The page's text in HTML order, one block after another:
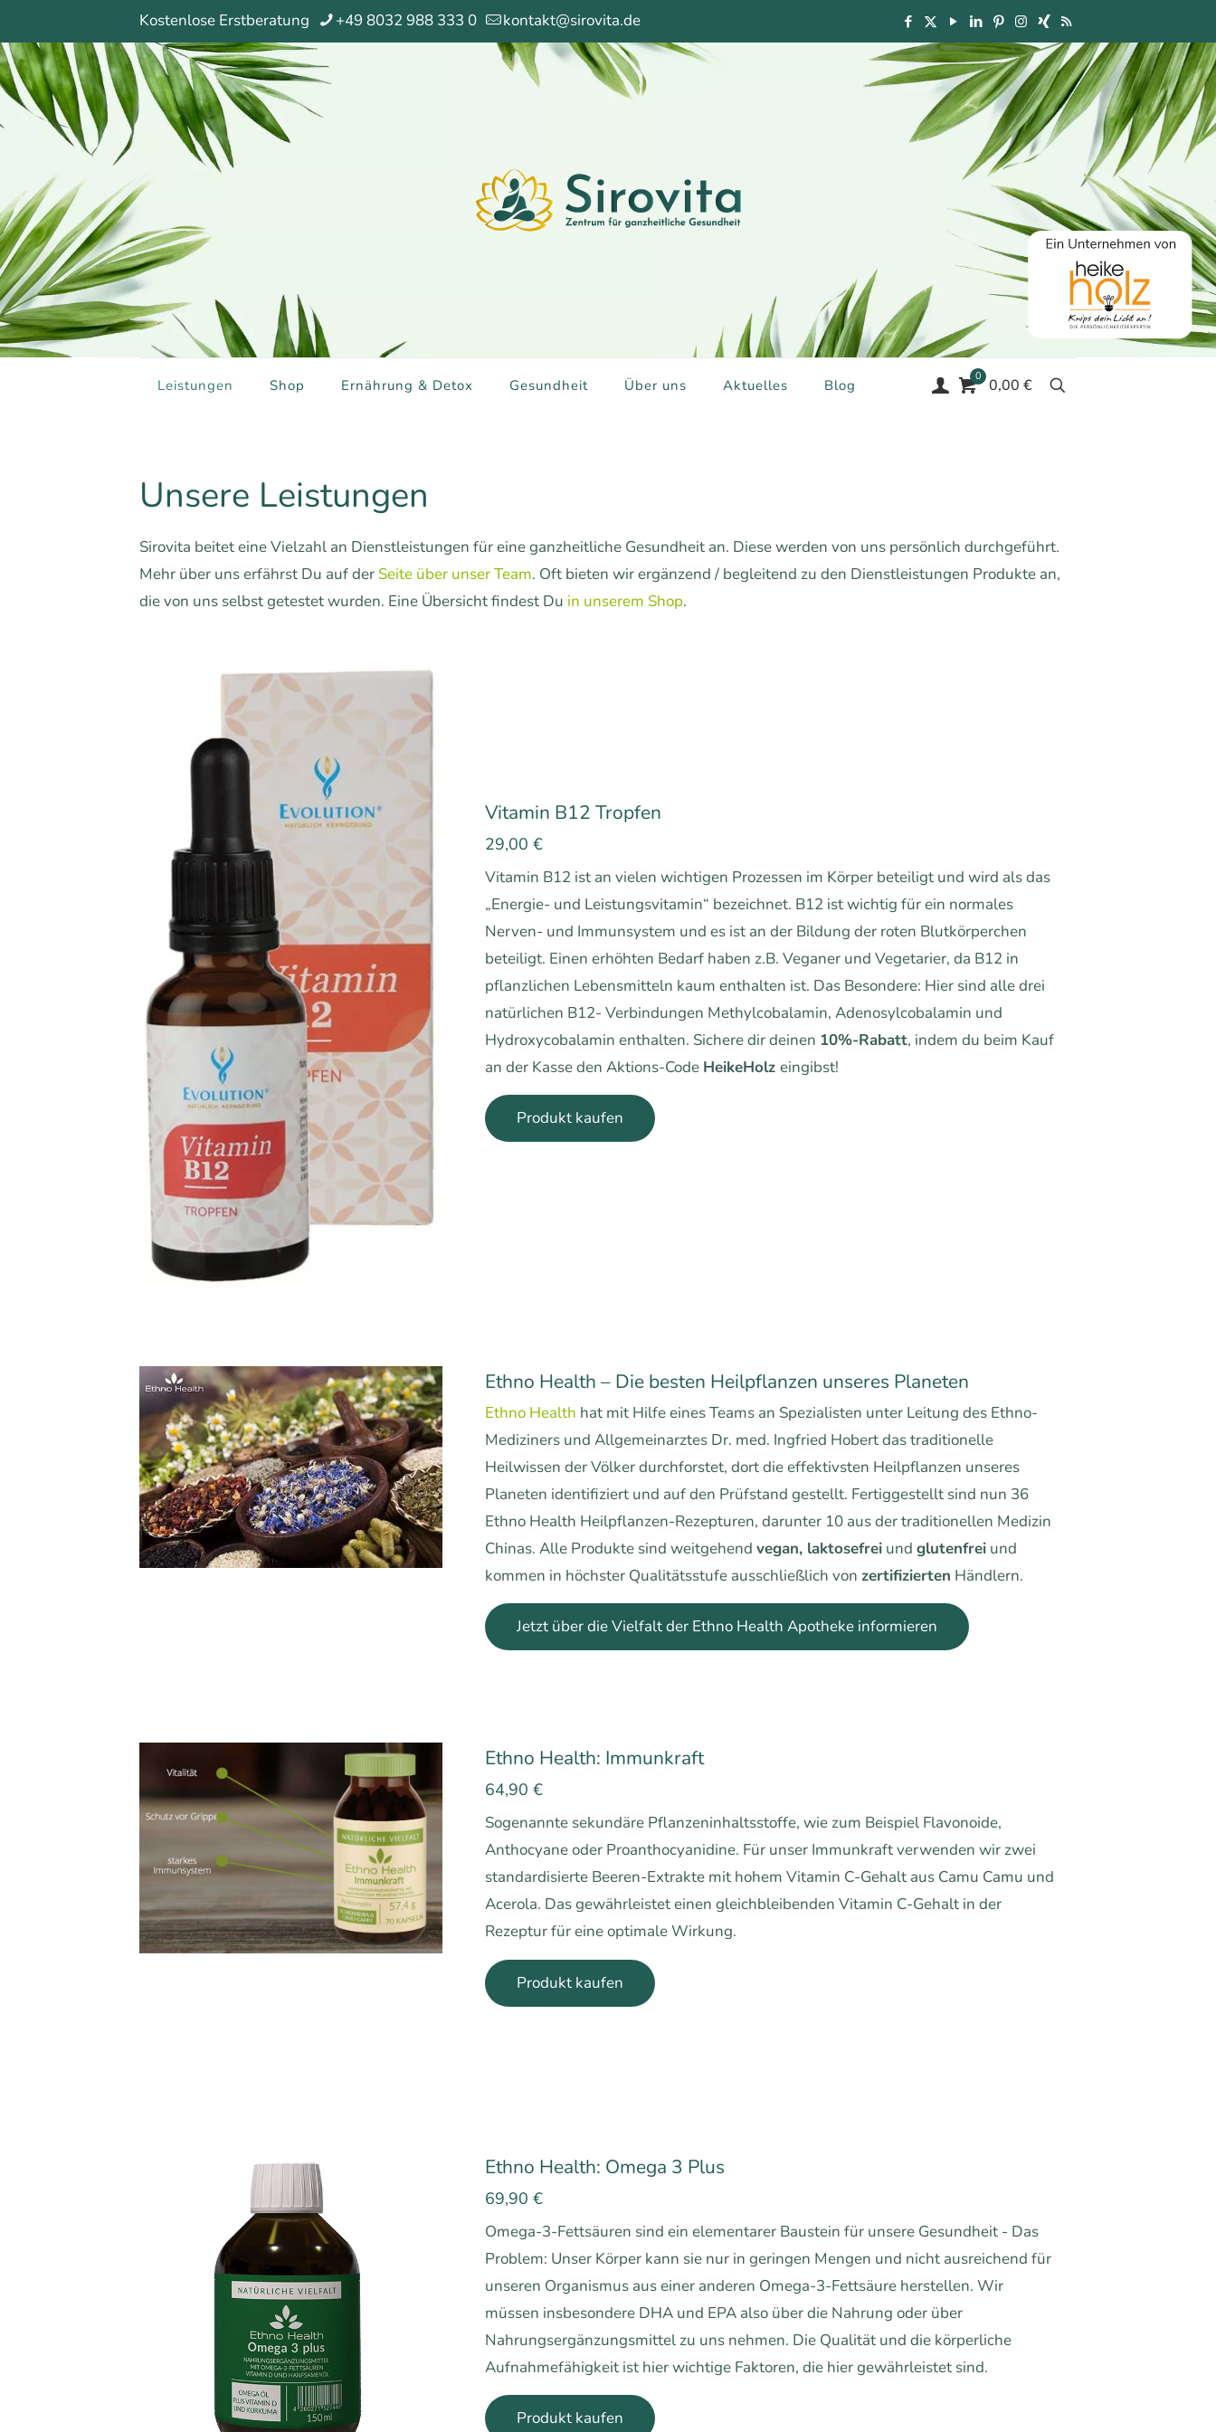
Kostenlose Erstberatung +49 8032 988 333 0 kontakt@sirovita.de
Leistungen Shop Ernährung & Detox Gesundheit Über uns Aktuelles Blog
0 0,00 €
Unsere Leistungen
Sirovita beitet eine Vielzahl an Dienstleistungen für eine ganzheitliche Gesundheit an. Diese werden von uns persönlich durchgeführt.
Mehr über uns erfährst Du auf der Seite über unser Team. Oft bieten wir ergänzend / begleitend zu den Dienstleistungen Produkte an,
die von uns selbst getestet wurden. Eine Übersicht findest Du in unserem Shop.
Vitamin B12 Tropfen
29,00 €
Vitamin B12 ist an vielen wichtigen Prozessen im Körper beteiligt und wird als das
„Energie- und Leistungsvitamin“ bezeichnet. B12 ist wichtig für ein normales
Nerven- und Immunsystem und es ist an der Bildung der roten Blutkörperchen
beteiligt. Einen erhöhten Bedarf haben z.B. Veganer und Vegetarier, da B12 in
pflanzlichen Lebensmitteln kaum enthalten ist. Das Besondere: Hier sind alle drei
natürlichen B12- Verbindungen Methylcobalamin, Adenosylcobalamin und
Hydroxycobalamin enthalten. Sichere dir deinen 10%-Rabatt, indem du beim Kauf
an der Kasse den Aktions-Code HeikeHolz eingibst!
Produkt kaufen
Ethno Health – Die besten Heilpflanzen unseres Planeten
Ethno Health hat mit Hilfe eines Teams an Spezialisten unter Leitung des Ethno-
Mediziners und Allgemeinarztes Dr. med. Ingfried Hobert das traditionelle
Heilwissen der Völker durchforstet, dort die effektivsten Heilpflanzen unseres
Planeten identifiziert und auf den Prüfstand gestellt. Fertiggestellt sind nun 36
Ethno Health Heilpflanzen-Rezepturen, darunter 10 aus der traditionellen Medizin
Chinas. Alle Produkte sind weitgehend vegan, laktosefreiund glutenfreiund
kommen in höchster Qualitätsstufe ausschließlich von zertifizierten Händlern.
Jetzt über die Vielfalt der Ethno Health Apotheke informieren
Ethno Health: Immunkraft
64,90 €
Sogenannte sekundäre Pflanzeninhaltsstoffe, wie zum Beispiel Flavonoide,
Anthocyane oder Proanthocyanidine. Für unser Immunkraft verwenden wir zwei
standardisierte Beeren-Extrakte mit hohem Vitamin C-Gehalt aus Camu Camu und
Acerola. Das gewährleistet einen gleichbleibenden Vitamin C-Gehalt in der
Rezeptur für eine optimale Wirkung.
Produkt kaufen
Ethno Health: Omega 3 Plus
69,90 €
Omega-3-Fettsäuren sind ein elementarer Baustein für unsere Gesundheit - Das
Problem: Unser Körper kann sie nur in geringen Mengen und nicht ausreichend für
unseren Organismus aus einer anderen Omega-3-Fettsäure herstellen. Wir
müssen insbesondere DHA und EPA also über die Nahrung oder über
Nahrungsergänzungsmittel zu uns nehmen. Die Qualität und die körperliche
Aufnahmefähigkeit ist hier wichtige Faktoren, die hier gewährleistet sind.
Produkt kaufen